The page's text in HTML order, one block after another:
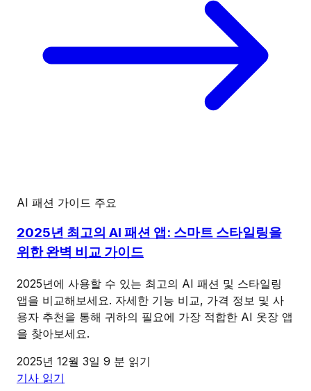
AI 패션 가이드 주요
2025년 최고의 AI 패션 앱: 스마트 스타일링을
위한 완벽 비교 가이드
2025년에 사용할 수 있는 최고의 AI 패션 및 스타일링
앱을 비교해보세요. 자세한 기능 비교, 가격 정보 및 사
용자 추천을 통해 귀하의 필요에 가장 적합한 AI 옷장 앱
을 찾아보세요.
2025년 12월 3일 9 분 읽기
기사 읽기